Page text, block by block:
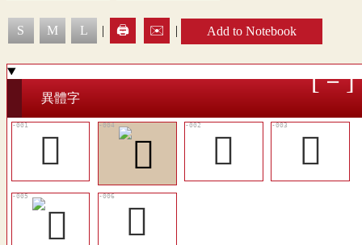
S M L | 🖨️ ✉️ | Add to Notebook
異體字
𩣷 𩥗
𩦁
𩦛